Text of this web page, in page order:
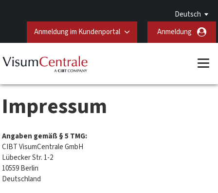
Deutsch
Anmeldung im Kundenportal
Anmeldung
Impressum
Angaben gemäß § 5 TMG:
CIBT VisumCentrale GmbH
Lübecker Str. 1-2
10559 Berlin
Deutschland